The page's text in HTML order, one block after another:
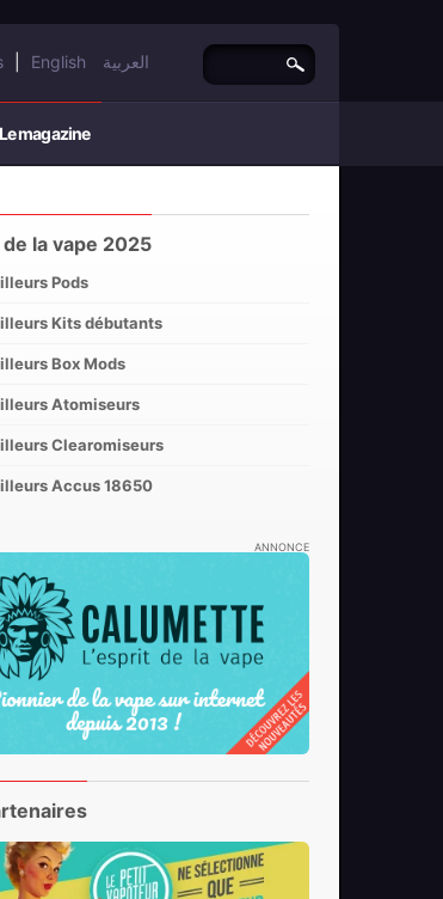
English العربية
Le magazine
la vape 2025
Pods
Kits débutants
Box Mods
Atomiseurs
Clearomiseurs
Accus 18650
ANNONCE